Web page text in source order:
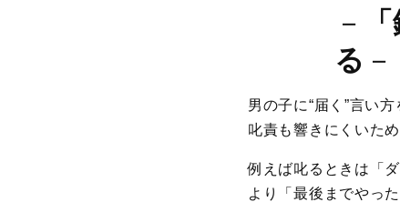
－
る －
男の子に“届く”言い
叱責も響きにくいた
例えば叱るときは「
より「最後までやっ